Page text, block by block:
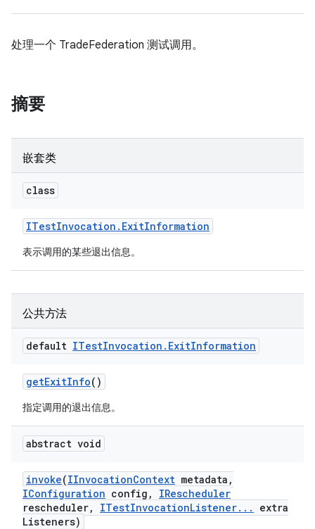
处理一个 TradeFederation 测试调用。
摘要
嵌套类
class
ITestInvocation . ExitInformation
表示调用的某些退出信息。
公共方法
default ITestInvocation . ExitInformation
getExitInfo()
指定调用的退出信息。
abstract void
invoke(IInvocationContext metadata ,
IConfiguration config ,
IRescheduler
rescheduler, ITestInvocationListener. . .
extra
Listeners)